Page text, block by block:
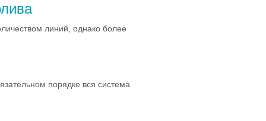
линий, однако более
порядке вся система